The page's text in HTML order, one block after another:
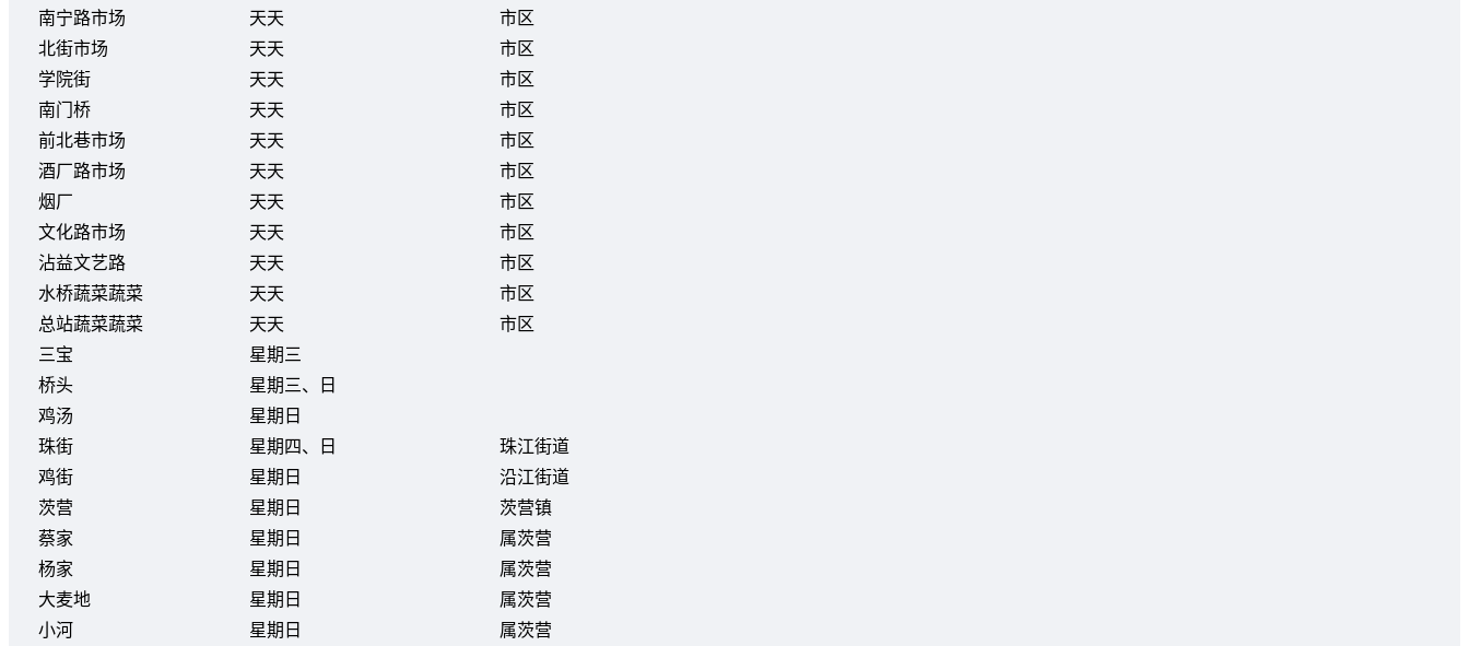
南宁路市场
天天
市区
北街市场
天天
市区
学院街
天天
市区
南门桥
天天
市区
前北巷市场
天天
市区
酒厂路市场
天天
市区
烟厂
天天
市区
文化路市场
天天
市区
沾益文艺路
天天
市区
水桥蔬菜蔬菜
天天
市区
总站蔬菜蔬菜
天天
市区
三宝
星期三
桥头
星期三、日
鸡汤
星期日
珠街
星期四、日
珠江街道
鸡街
星期日
沿江街道
茨营
星期日
茨营镇
蔡家
星期日
属茨营
杨家
星期日
属茨营
大麦地
星期日
属茨营
小河
星期日
属茨营